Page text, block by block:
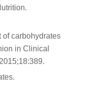
of carbohydrates
in Clinical